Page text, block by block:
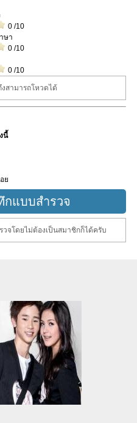
0/10
ษา
0/10
0/10
สามารถโหวดได้
นี้
ย
วจโดยไม่ต้องเป็นสมาชิกก็ได้ครับ